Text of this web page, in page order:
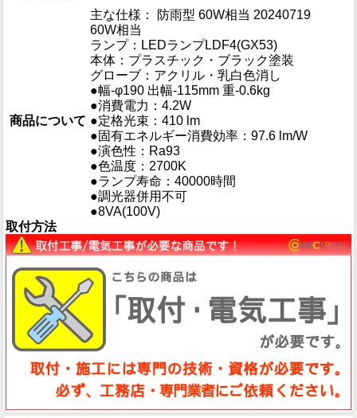
主な仕様： 防雨型 60W相当 20240719
商品について
60W相当
ランプ：LEDランプLDF4(GX53)
本体：プラスチック・ブラック塗装
グローブ：アクリル・乳白色消し
●幅-φ190 出幅-115mm 重-0.6kg
●消費電力：4.2W
●定格光束：410 lm
●固有エネルギー消費効率：97.6 lm/W
●演色性：Ra93
●色温度：2700K
●ランプ寿命：40000時間
●調光器併用不可
●8VA(100V)
取付方法